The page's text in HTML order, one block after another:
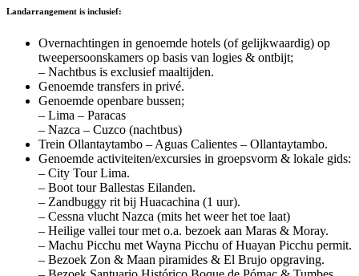
Landarrangement is inclusief:
Overnachtingen in genoemde hotels (of gelijkwaardig) op
tweepersoonskamers op basis van logies & ontbijt;
– Nachtbus is exclusief maaltijden.
Genoemde transfers in privé.
Genoemde openbare bussen;
– Lima – Paracas
– Nazca – Cuzco (nachtbus)
Trein Ollantaytambo – Aguas Calientes – Ollantaytambo.
Genoemde activiteiten/excursies in groepsvorm & lokale gids:
– City Tour Lima.
– Boot tour Ballestas Eilanden.
– Zandbuggy rit bij Huacachina (1 uur).
– Cessna vlucht Nazca (mits het weer het toe laat)
– Heilige vallei tour met o.a. bezoek aan Maras & Moray.
– Machu Picchu met Wayna Picchu of Huayan Picchu permit.
– Bezoek Zon & Maan piramides & El Brujo opgraving.